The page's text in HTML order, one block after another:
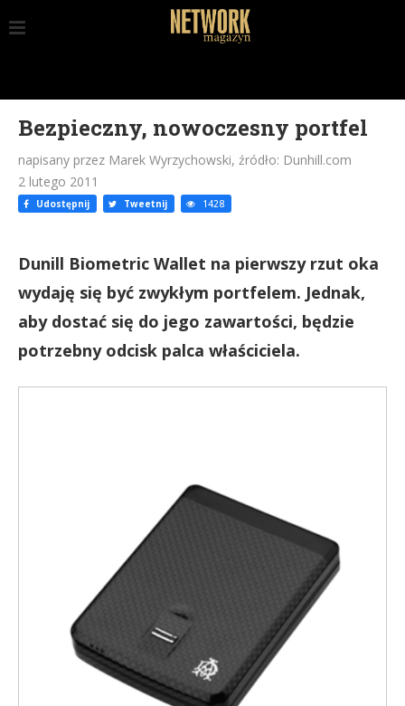
Bezpieczny, nowoczesny portfel
napisany przez Marek Wyrzychowski, źródło: Dunhill.com
2 lutego 2011
Udostępnij Tweetnij 1428
Dunill Biometric Wallet na pierwszy rzut oka
wydaję się być zwykłym portfelem. Jednak,
aby dostać się do jego zawartości, będzie
potrzebny odcisk palca właściciela.